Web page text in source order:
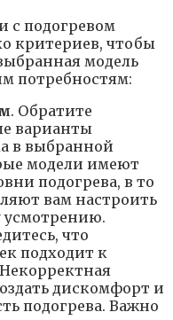
с подогревом
критериев, чтобы
модель
потребностям:
. Обратите
варианты
в выбранной
модели имеют
подогрева, в то
вам настроить
усмотрению.
что
подходит к
дискомфорт и
подогрева. Важно